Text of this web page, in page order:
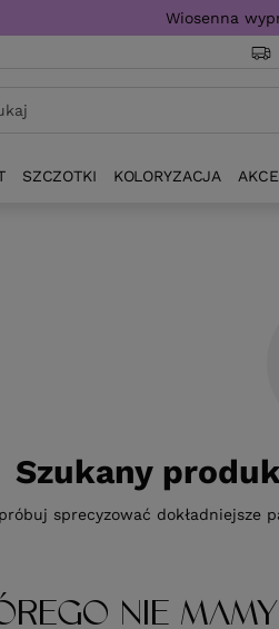
Wiosenna
SZCZOTKI KOLORYZACJA
Szukany
sprecyzować dokładniejsze
NIE